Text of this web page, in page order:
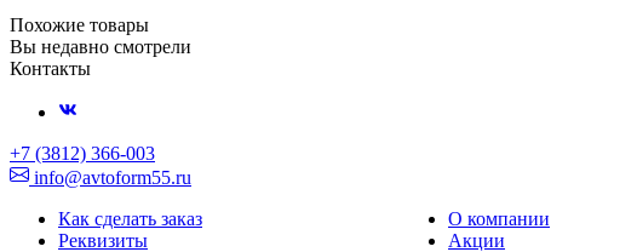
Похожие товары
Вы недавно смотрели
Контакты
+7 (3812) 366-003
info@avtoform55.ru
Как сделать заказ
О компании
Реквизиты
Акции